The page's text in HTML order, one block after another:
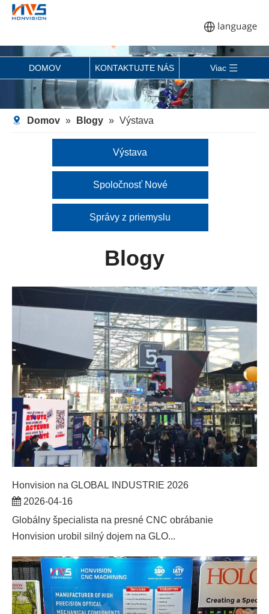
DOMOV KONTAKTUJTE NÁS Viac
Domov » Blogy » Výstava
Výstava
Spoločnosť Nové
Správy z priemyslu
Blogy
Honvision na GLOBAL INDUSTRIE 2026
2026-04-16
Globálny špecialista na presné CNC obrábanie
Honvision urobil silný dojem na GLO...